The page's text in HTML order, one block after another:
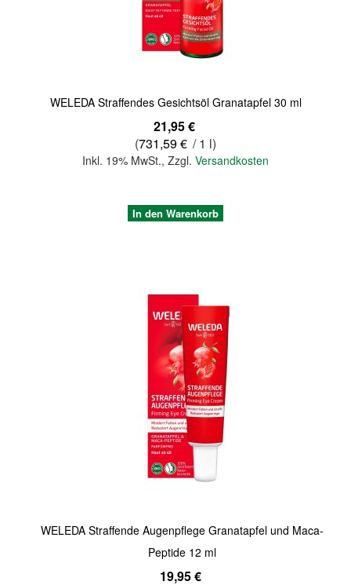
WELEDA Straffendes Gesichtsöl Granatapfel 30 ml
21,95 €
(731,59 € / 1 l)
Inkl. 19% MwSt., Zzgl. Versandkosten
In den Warenkorb
WELEDA Straffende Augenpflege Granatapfel und Maca-
Peptide 12 ml
19,95 €